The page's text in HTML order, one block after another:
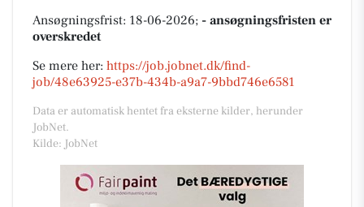
Ansøgningsfrist: 18-06-2026; - ansøgningsfristen er
overskredet
Se mere her: https://job.jobnet.dk/find-
job/48e63925-e37b-434b-a9a7-9bbd746e6581
Data er automatisk hentet fra eksterne kilder, herunder
JobNet.
Kilde: JobNet